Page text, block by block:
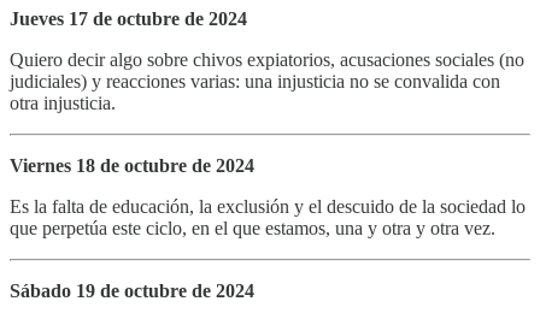
Jueves 17 de octubre de 2024
Quiero decir algo sobre chivos expiatorios, acusaciones sociales (no
judiciales) y reacciones varias: una injusticia no se convalida con
otra injusticia.
Viernes 18 de octubre de 2024
Es la falta de educación, la exclusión y el descuido de la sociedad lo
que perpetúa este ciclo, en el que estamos, una y otra y otra vez.
Sábado 19 de octubre de 2024